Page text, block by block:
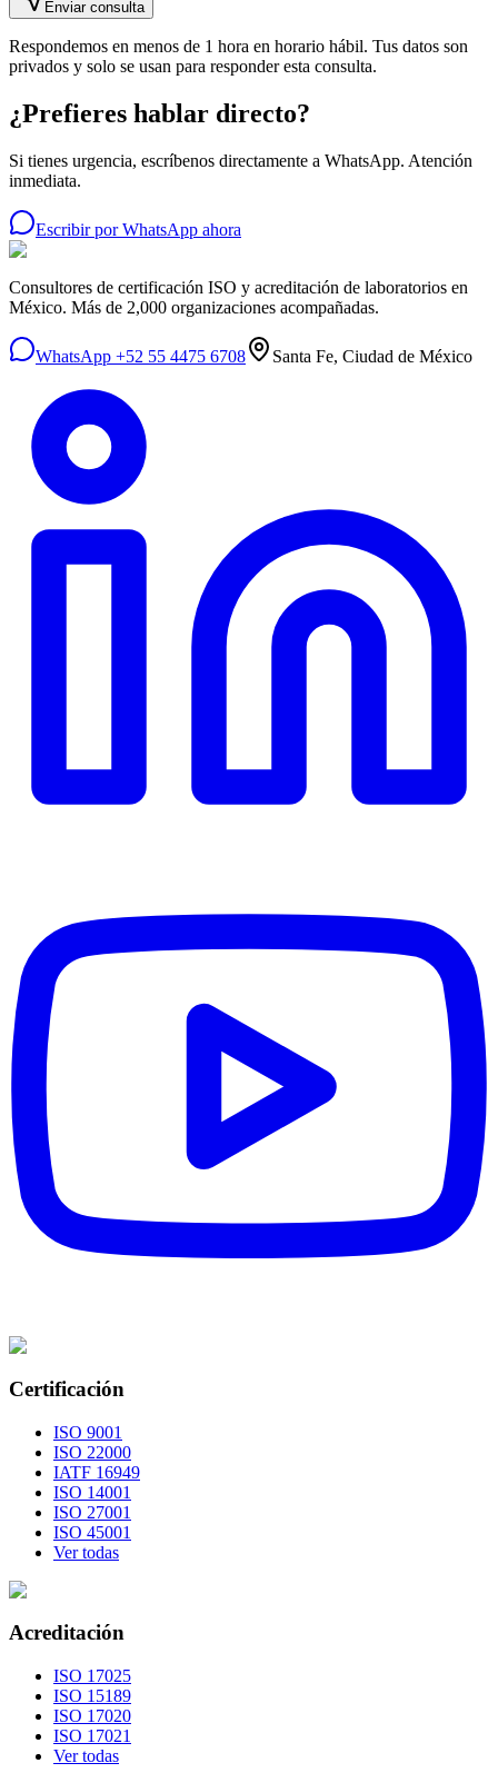
Enviar consulta
Respondemos en menos de 1 hora en horario hábil. Tus datos son
privados y solo se usan para responder esta consulta.
¿Prefieres hablar directo?
Si tienes urgencia, escríbenos directamente a WhatsApp. Atención
inmediata.
Escribir por WhatsApp ahora
Consultores de certificación ISO y acreditación de laboratorios en
México. Más de 2,000 organizaciones acompañadas.
WhatsApp +52 55 4475 6708 Santa Fe, Ciudad de México
Certificación
ISO 9001
ISO 22000
IATF 16949
ISO 14001
ISO 27001
ISO 45001
Ver todas
Acreditación
ISO 17025
ISO 15189
ISO 17020
ISO 17021
Ver todas